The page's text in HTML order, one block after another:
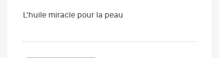
L’huile miracle pour la peau